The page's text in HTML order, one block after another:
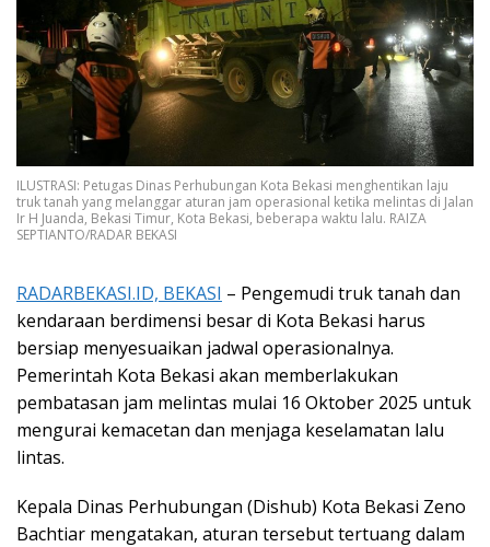
ILUSTRASI: Petugas Dinas Perhubungan Kota Bekasi menghentikan laju
truk tanah yang melanggar aturan jam operasional ketika melintas di Jalan
Ir H Juanda, Bekasi Timur, Kota Bekasi, beberapa waktu lalu. RAIZA
SEPTIANTO/RADAR BEKASI
RADARBEKASI.ID, BEKASI – Pengemudi truk tanah dan
kendaraan berdimensi besar di Kota Bekasi harus
bersiap menyesuaikan jadwal operasionalnya.
Pemerintah Kota Bekasi akan memberlakukan
pembatasan jam melintas mulai 16 Oktober 2025 untuk
mengurai kemacetan dan menjaga keselamatan lalu
lintas.
Kepala Dinas Perhubungan (Dishub) Kota Bekasi Zeno
Bachtiar mengatakan, aturan tersebut tertuang dalam